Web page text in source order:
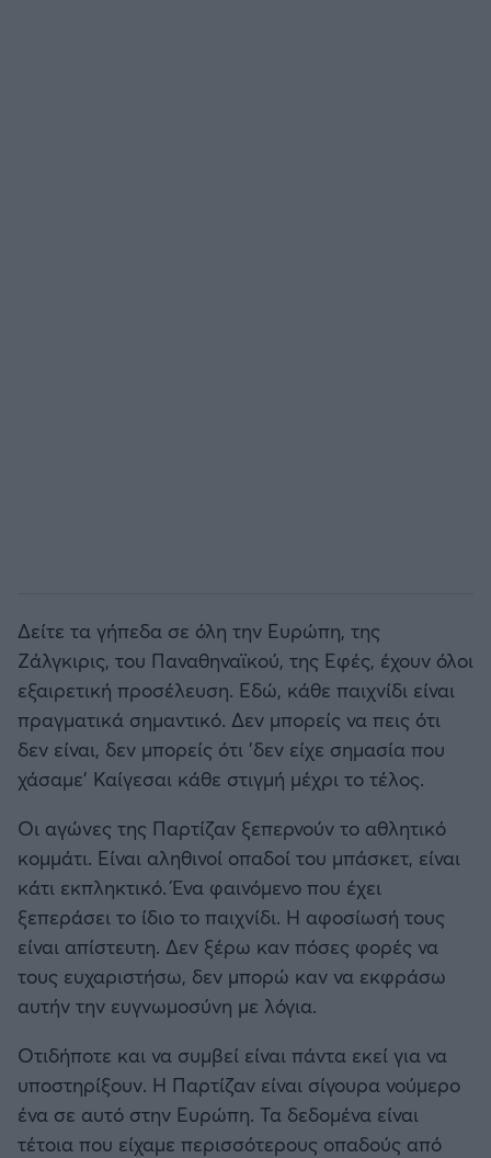
Δείτε τα γήπεδα σε όλη την Ευρώπη, της
Ζάλγκιρις, του Παναθηναϊκού, της Εφές, έχουν όλοι
εξαιρετική προσέλευση. Εδώ, κάθε παιχνίδι είναι
πραγματικά σημαντικό. Δεν μπορείς να πεις ότι
δεν είναι, δεν μπορείς ότι 'δεν είχε σημασία που
χάσαμε' Καίγεσαι κάθε στιγμή μέχρι το τέλος.
Οι αγώνες της Παρτίζαν ξεπερνούν το αθλητικό
κομμάτι. Είναι αληθινοί οπαδοί του μπάσκετ, είναι
κάτι εκπληκτικό. Ένα φαινόμενο που έχει
ξεπεράσει το ίδιο το παιχνίδι. Η αφοσίωσή τους
είναι απίστευτη. Δεν ξέρω καν πόσες φορές να
τους ευχαριστήσω, δεν μπορώ καν να εκφράσω
αυτήν την ευγνωμοσύνη με λόγια.
Οτιδήποτε και να συμβεί είναι πάντα εκεί για να
υποστηρίξουν. Η Παρτίζαν είναι σίγουρα νούμερο
ένα σε αυτό στην Ευρώπη. Τα δεδομένα είναι
τέτοια που είχαμε περισσότερους οπαδούς από